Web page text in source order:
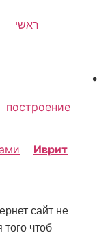
ראשי
.
построение
Иврит
сайт не
чтоб